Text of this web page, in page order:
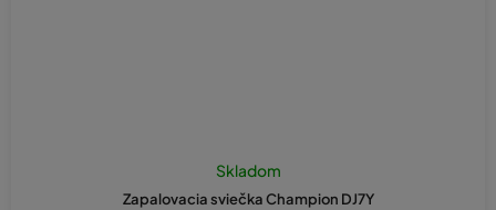
Zapalovacia sviečka Champion DJ7Y
Skladom